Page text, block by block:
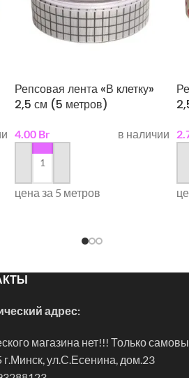
Репсовая лента «В клетку»
2,5 см (5 метров)
4.00 Br в наличии
в корзину
цена за 5 метров
адрес:
магазина нет!!! Только
г.Минск, ул.С.Есенина, дом.23